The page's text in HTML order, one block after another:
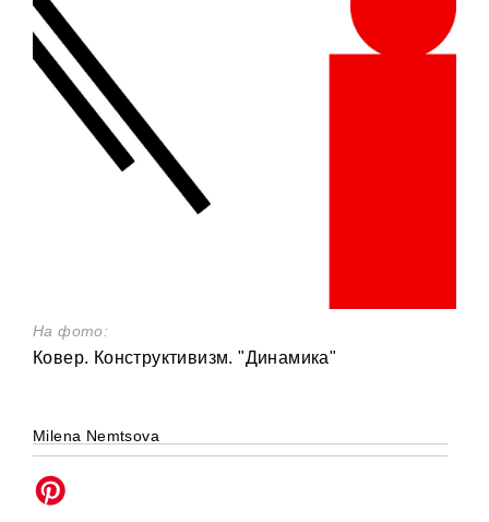
На фото:
Ковер. Конструктивизм. "Динамика"
Milena Nemtsova